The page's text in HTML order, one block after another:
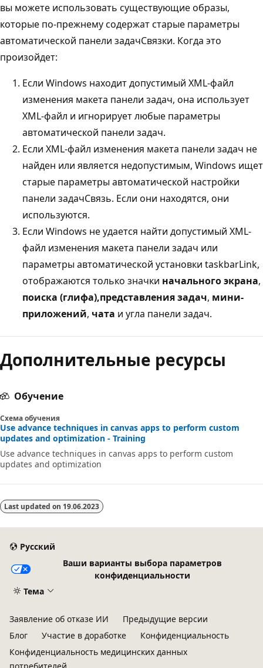
вы можете использовать существующие образы,
которые по-прежнему содержат старые параметры
автоматической панели задачСвязки. Когда это
произойдет:
Если Windows находит допустимый XML-файл
изменения макета панели задач, она использует
XML-файл и игнорирует любые параметры
автоматической панели задач.
Если XML-файл изменения макета панели задач не
найден или является недопустимым, Windows ищет
старые параметры автоматической настройки
панели задачСвязь. Если они находятся, они
используются.
Если Windows не удается найти допустимый XML-
файл изменения макета панели задач или
параметры автоматической установки taskbarLink,
отображаются только значки начального экрана,
поиска (глифа),представления задач, мини-
приложений, чата и угла панели задач.
Дополнительные ресурсы
Обучение
Схема обучения
Use advance techniques in canvas apps to perform custom
updates and optimization - Training
Use advance techniques in canvas apps to perform custom
updates and optimization
Last updated on 19.06.2023
Русский
Ваши варианты выбора параметров
конфиденциальности
Тема
Заявление об отказе ИИ
Предыдущие версии
Блог
Участие в доработке
Конфиденциальность
Конфиденциальность медицинских данных